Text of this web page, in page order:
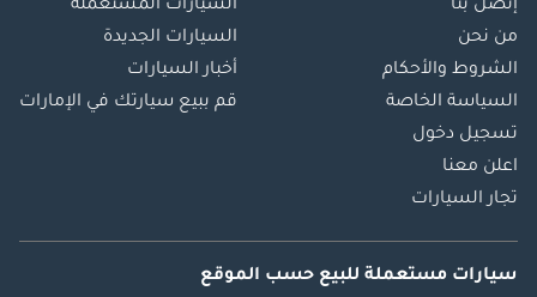
إتصل بنا
من نحن
الشروط والأحكام
السياسة الخاصة
تسجيل دخول
اعلن معنا
تجار السيارات
السيارات المستعملة
السيارات الجديدة
أخبار السيارات
قم ببيع سيارتك في الإمارات
سيارات مستعملة للبيع حسب الموقع